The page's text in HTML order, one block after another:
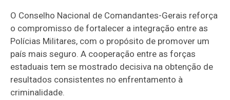
O Conselho Nacional de Comandantes-Gerais reforça
o compromisso de fortalecer a integração entre as
Polícias Militares, com o propósito de promover um
país mais seguro. A cooperação entre as forças
estaduais tem se mostrado decisiva na obtenção de
resultados consistentes no enfrentamento à
criminalidade.